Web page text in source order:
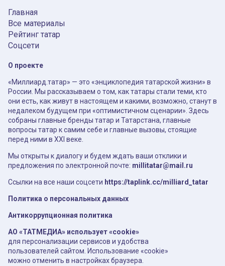
Главная
Все материалы
Рейтинг татар
Соцсети
О проекте
«Миллиард.татар» — это «энциклопедия татарской жизни» в
России. Мы рассказываем о том, как татары стали теми, кто
они есть, как живут в настоящем и какими, возможно, станут в
недалеком будущем при «оптимистичном сценарии». Здесь
собраны главные бренды татар и Татарстана, главные
вопросы татар к самим себе и главные вызовы, стоящие
перед ними в XXI веке.
Мы открыты к диалогу и будем ждать ваши отклики и
предложения по электронной почте: millitatar@mail.ru
Ссылки на все наши соцсети https://taplink.cc/milliard_tatar
Политика о персональных данных
Антикоррупционная политика
АО «ТАТМЕДИА» использует «cookie»
для персонализации сервисов и удобства
пользователей сайтом. Использование «cookie»
можно отменить в настройках браузера.